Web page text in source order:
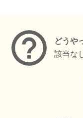
どうや
該当な